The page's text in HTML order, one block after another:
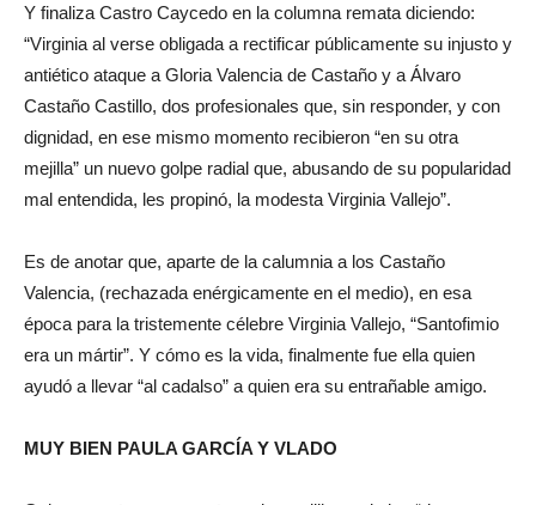
Y finaliza Castro Caycedo en la columna remata diciendo:
“Virginia al verse obligada a rectificar públicamente su injusto y
antiético ataque a Gloria Valencia de Castaño y a Álvaro
Castaño Castillo, dos profesionales que, sin responder, y con
dignidad, en ese mismo momento recibieron “en su otra
mejilla” un nuevo golpe radial que, abusando de su popularidad
mal entendida, les propinó, la modesta Virginia Vallejo”.
Es de anotar que, aparte de la calumnia a los Castaño
Valencia, (rechazada enérgicamente en el medio), en esa
época para la tristemente célebre Virginia Vallejo, “Santofimio
era un mártir”. Y cómo es la vida, finalmente fue ella quien
ayudó a llevar “al cadalso” a quien era su entrañable amigo.
MUY BIEN PAULA GARCÍA Y VLADO